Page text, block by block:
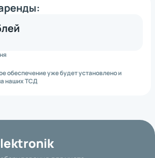
обеспечение уже будет установлено и
наших ТСД